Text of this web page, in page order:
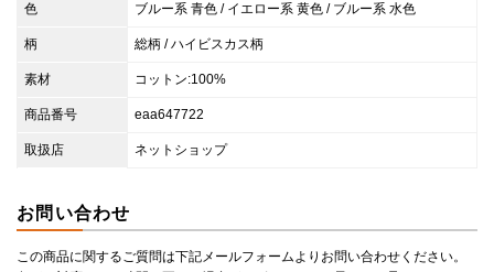
色 ブルー系 青色 / イエロー系 黄色 / ブルー系 水色
柄 総柄 / ハイビスカス柄
素材 コットン:100%
商品番号 eaa647722
取扱店 ネットショップ
お問い合わせ
この商品に関するご質問は下記メールフォームよりお問い合わせください。